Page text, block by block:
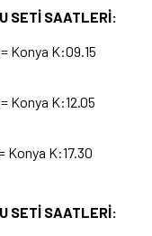
SETİ SAATLERİ:
Konya K:09.15
Konya K:12.05
Konya K:17.30
SETİ SAATLERİ: